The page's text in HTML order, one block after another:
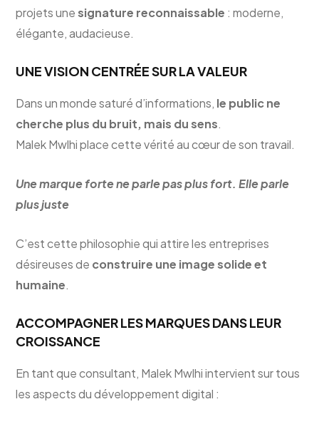
projets unesignature reconnaissable : moderne,
élégante, audacieuse.
UNE VISION CENTRÉE SUR LA VALEUR
Dans un monde saturé d’informations, le public ne
cherche plus du bruit, mais du sens.
Malek Mwlhi place cette vérité au cœur de son travail.
Une marque forte ne parle pas plus fort. Elle parle
plus juste
C’est cette philosophie qui attire les entreprises
désireuses de construire une image solide et
humaine.
ACCOMPAGNER LES MARQUES DANS LEUR
CROISSANCE
En tant que consultant, Malek Mwlhi intervient sur tous
les aspects du développement digital :